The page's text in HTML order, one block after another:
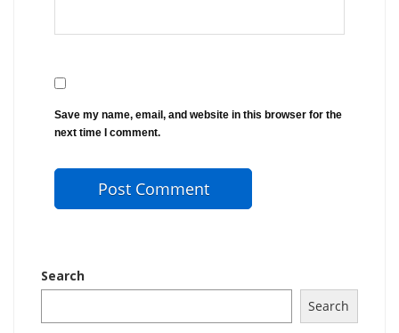
Save my name, email, and website in this browser for the
next time I comment.
Search
Search